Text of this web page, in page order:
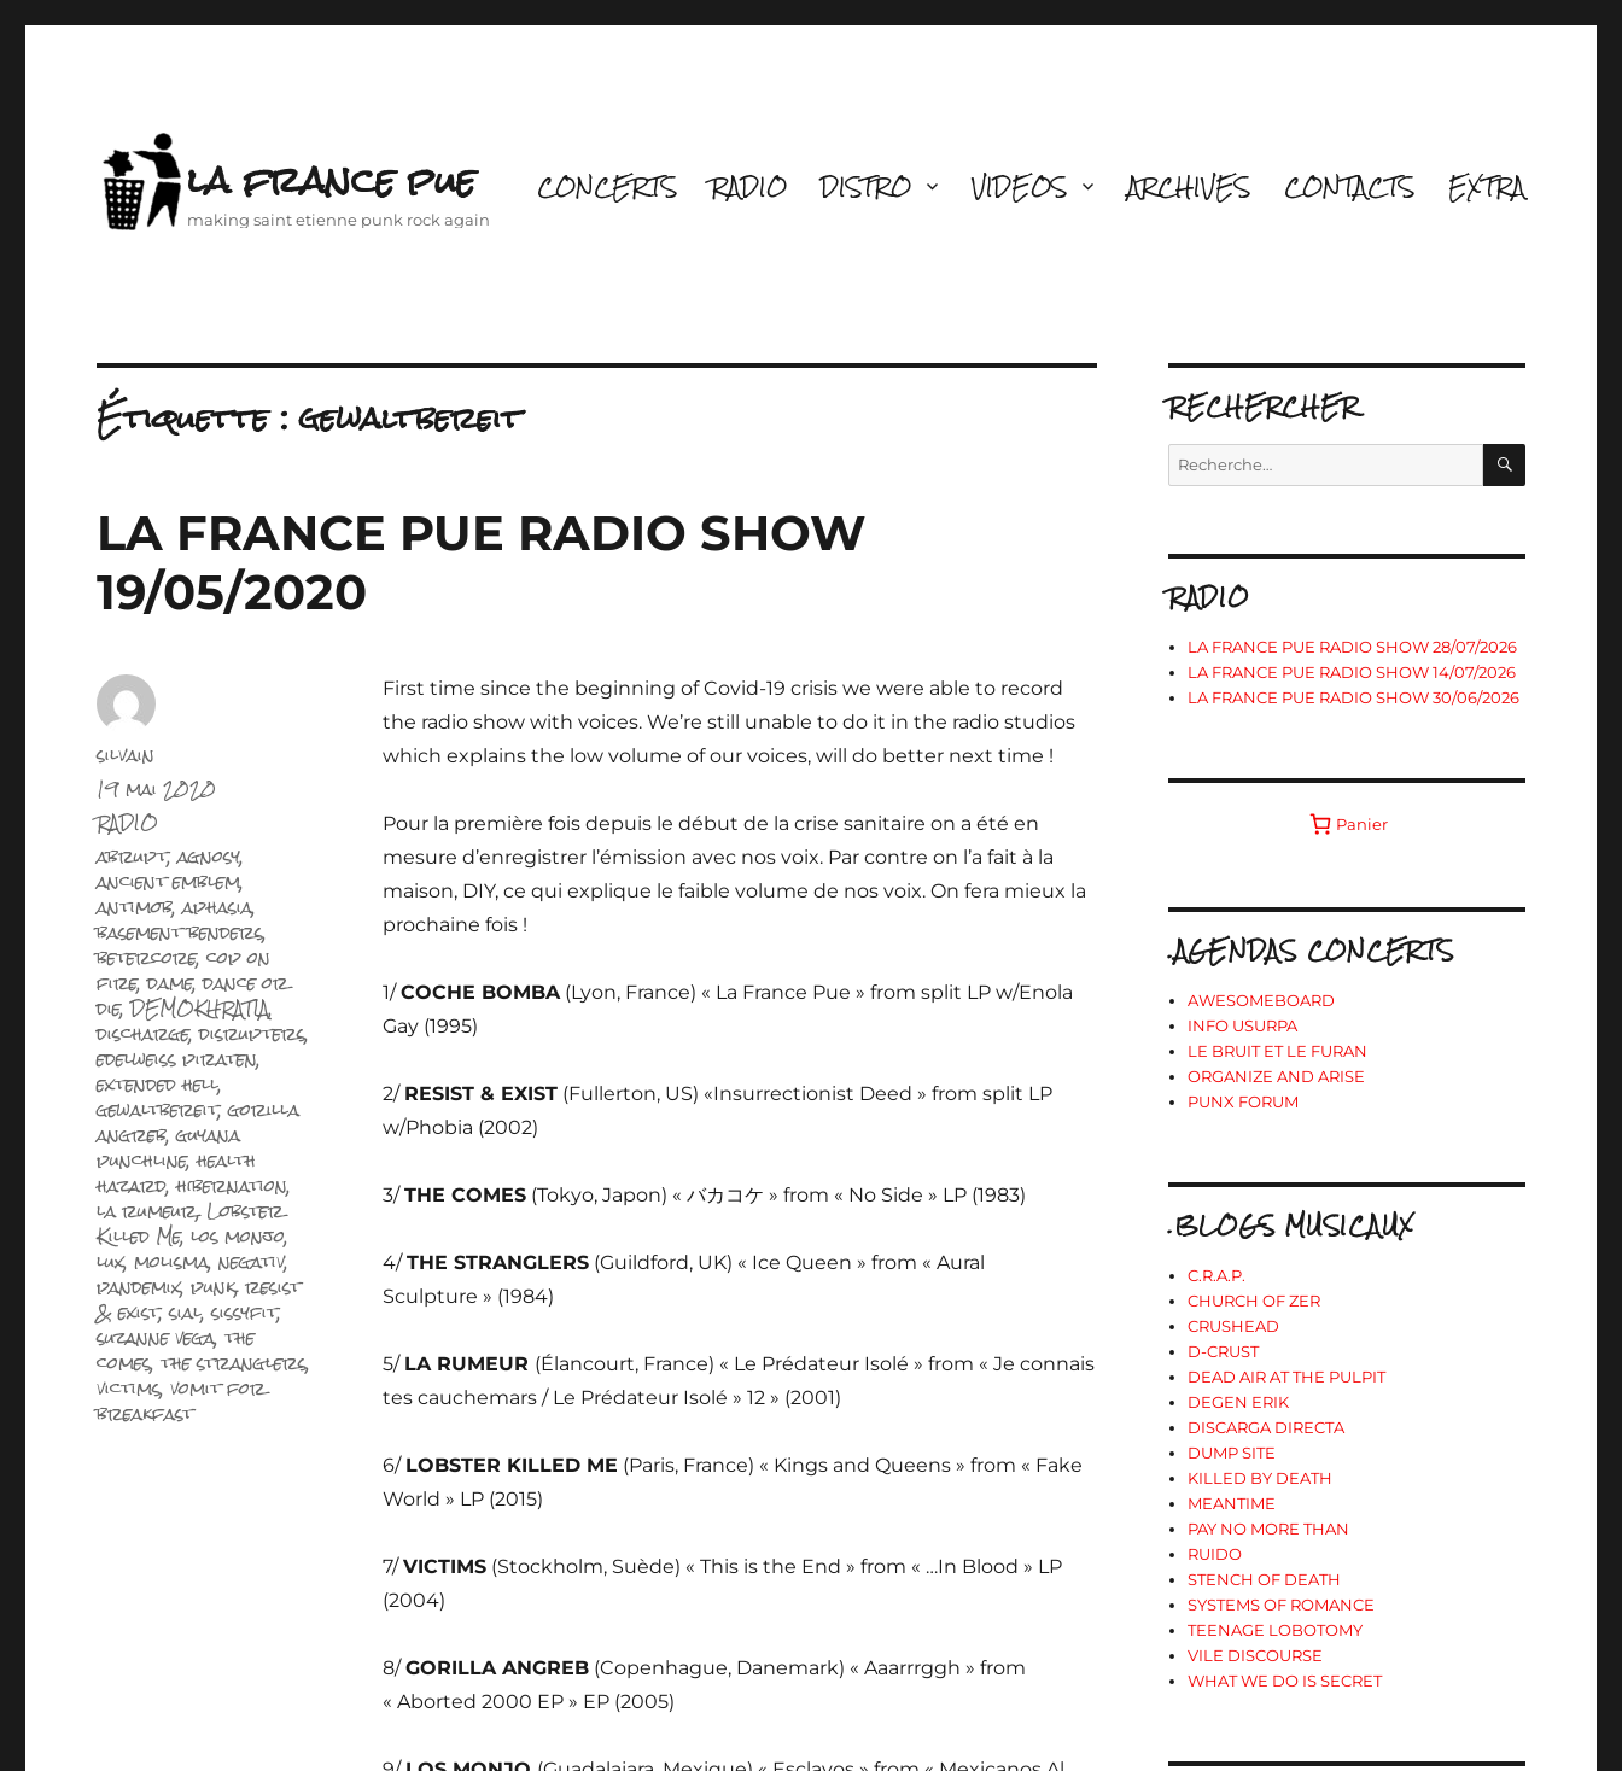
la france pue
making saint etienne punk rock again
CONCERTS RADIO DISTRO VIDEOS ARCHIVES CONTACTS EXTRA
Étiquette :gewaltbereit
LA FRANCE PUE RADIO SHOW
19/05/2020
First time since the beginning of Covid-19 crisis we were able to record
the radio show with voices. We’re still unable to do it in the radio studios
which explains the low volume of our voices, will do better next time !
Pour la première fois depuis le début de la crise sanitaire on a été en
mesure d’enregistrer l’émission avec nos voix. Par contre on l’a fait à la
maison, DIY, ce qui explique le faible volume de nos voix. On fera mieux la
prochaine fois !
1/COCHE BOMBA(Lyon, France) « La France Pue » from split LP w/Enola
Gay (1995)
2/ RESIST & EXIST(Fullerton, US) «Insurrectionist Deed » from split LP
w/Phobia (2002)
3/THE COMES(Tokyo, Japon) « バカコケ » from « No Side » LP (1983)
4/THE STRANGLERS(Guildford, UK) « Ice Queen » from « Aural
Sculpture » (1984)
5/ LA RUMEUR (Élancourt, France) « Le Prédateur Isolé » from « Je connais
tes cauchemars / Le Prédateur Isolé » 12 » (2001)
6/ LOBSTER KILLED ME (Paris, France) « Kings and Queens » from « Fake
World » LP (2015)
7/VICTIMS(Stockholm, Suède) « This is the End » from « …In Blood » LP
(2004)
8/GORILLA ANGREB(Copenhague, Danemark) « Aaarrrggh » from
« Aborted 2000 EP » EP (2005)
Auteur
silvain
Publié
le
19 mai 2020
Catégories
RADIO
Étiquettes
abrupt,agnosy,
ancient emblem,
antimob,aphasia,
basement benders,
betercore,cop on
fire,dame,dance or
die,DEMOKHRATIA,
discharge,disrupters,
edelweiss piraten,
extended hell,
gewaltbereit,gorilla
angreb,guyana
punchline,health
hazard,hibernation,
la rumeur,Lobster
Killed Me,los monjo,
lux,molisma,negativ,
pandemix,punk,resist
& exist,sial,sissyfit,
suzanne vega,the
comes,the stranglers,
victims,vomit for
breakfast
RECHERCHER
Recherche
RADIO
LA FRANCE PUE RADIO SHOW 28/07/2026
LA FRANCE PUE RADIO SHOW 14/07/2026
LA FRANCE PUE RADIO SHOW 30/06/2026
Panier
.AGENDAS CONCERTS
AWESOMEBOARD
INFO USURPA
LE BRUIT ET LE FURAN
ORGANIZE AND ARISE
PUNX FORUM
.BLOGS MUSICAUX
C.R.A.P.
CHURCH OF ZER
CRUSHEAD
D-CRUST
DEAD AIR AT THE PULPIT
DEGEN ERIK
DISCARGA DIRECTA
DUMP SITE
KILLED BY DEATH
MEANTIME
PAY NO MORE THAN
RUIDO
STENCH OF DEATH
SYSTEMS OF ROMANCE
TEENAGE LOBOTOMY
VILE DISCOURSE
WHAT WE DO IS SECRET